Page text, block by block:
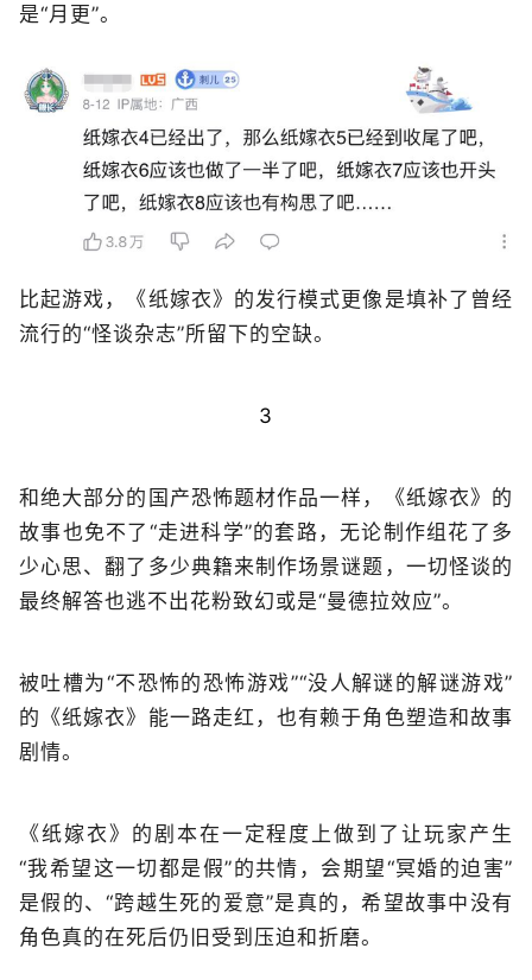
是“月更”。
比起游戏，《纸嫁衣》的发行模式更像是填补了曾经
流行的“怪谈杂志”所留下的空缺。
3
和绝大部分的国产恐怖题材作品一样，《纸嫁衣》的
故事也免不了“走进科学”的套路，无论制作组花了多
少心思、翻了多少典籍来制作场景谜题，一切怪谈的
最终解答也逃不出花粉致幻或是“曼德拉效应”。
被吐槽为“不恐怖的恐怖游戏”“没人解谜的解谜游戏”
的《纸嫁衣》能一路走红，也有赖于角色塑造和故事
剧情。
《纸嫁衣》的剧本在一定程度上做到了让玩家产生
“我希望这一切都是假”的共情，会期望“冥婚的迫害”
是假的、“跨越生死的爱意”是真的，希望故事中没有
角色真的在死后仍旧受到压迫和折磨。